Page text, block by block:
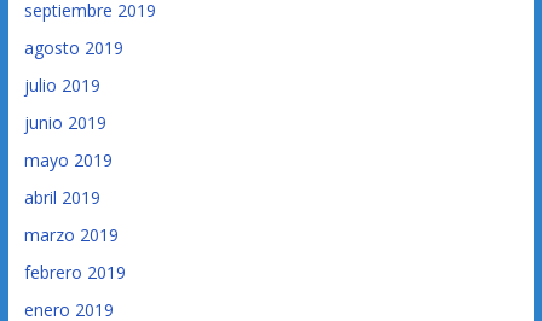
septiembre 2019
agosto 2019
julio 2019
junio 2019
mayo 2019
abril 2019
marzo 2019
febrero 2019
enero 2019